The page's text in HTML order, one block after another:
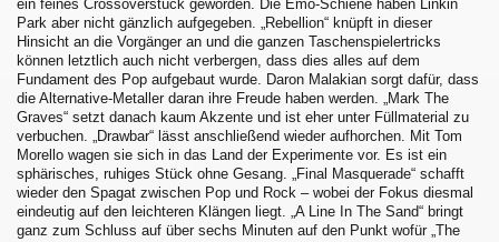
ein feines Crossoverstück geworden. Die Emo-Schiene haben Linkin
Park aber nicht gänzlich aufgegeben. „Rebellion“ knüpft in dieser
Hinsicht an die Vorgänger an und die ganzen Taschenspielertricks
können letztlich auch nicht verbergen, dass dies alles auf dem
Fundament des Pop aufgebaut wurde. Daron Malakian sorgt dafür, dass
die Alternative-Metaller daran ihre Freude haben werden. „Mark The
Graves“ setzt danach kaum Akzente und ist eher unter Füllmaterial zu
verbuchen. „Drawbar“ lässt anschließend wieder aufhorchen. Mit Tom
Morello wagen sie sich in das Land der Experimente vor. Es ist ein
sphärisches, ruhiges Stück ohne Gesang. „Final Masquerade“ schafft
wieder den Spagat zwischen Pop und Rock – wobei der Fokus diesmal
eindeutig auf den leichteren Klängen liegt. „A Line In The Sand“ bringt
ganz zum Schluss auf über sechs Minuten auf den Punkt wofür „The